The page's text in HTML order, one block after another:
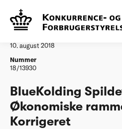
Vandtilsyn
10. august 2018
Nummer
18/13930
BlueKolding
Økonomiske
Korrigeret